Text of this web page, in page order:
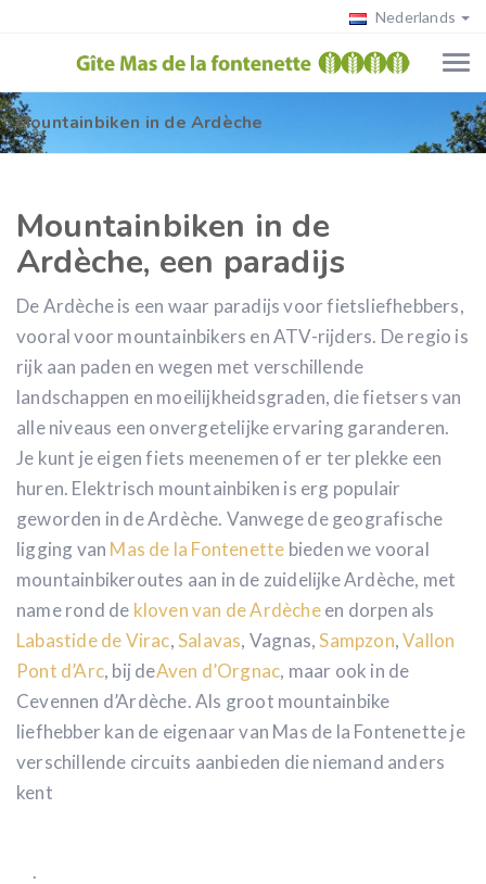
Nederlands
Mountainbiken in de Ardèche
Mountainbiken in de
Ardèche, een paradijs
De Ardèche is een waar paradijs voor fietsliefhebbers,
vooral voor mountainbikers en ATV-rijders. De regio is
rijk aan paden en wegen met verschillende
landschappen en moeilijkheidsgraden, die fietsers van
alle niveaus een onvergetelijke ervaring garanderen.
Je kunt je eigen fiets meenemen of er ter plekke een
huren. Elektrisch mountainbiken is erg populair
geworden in de Ardèche. Vanwege de geografische
ligging van Mas de la Fontenette bieden we vooral
mountainbikeroutes aan in de zuidelijke Ardèche, met
name rond de kloven van de Ardècheen dorpen als
Labastide de Virac,Salavas, Vagnas,Sampzon,Vallon
Pont d’Arc, bij deAven d’Orgnac, maar ook in de
Cevennen d’Ardèche. Als groot mountainbike
liefhebber kan de eigenaar van Mas de la Fontenette je
verschillende circuits aanbieden die niemand anders
kent
.